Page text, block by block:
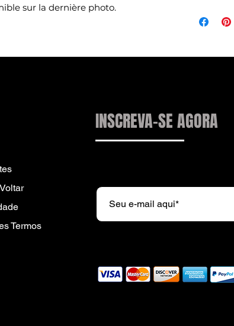
sur la dernière photo.
Termos
INSCREVA-SE AGORA